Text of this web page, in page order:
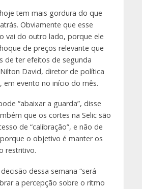
tem mais gordura do que
Obviamente que esse
vai do outro lado, porque ele
de preços relevante que
de ter efeitos de segunda
David, diretor de política
em evento no início do mês.
“abaixar a guarda”, disse
que os cortes na Selic são
de “calibração”, e não de
o objetivo é manter os
restritivo.
dessa semana “será
a percepção sobre o ritmo